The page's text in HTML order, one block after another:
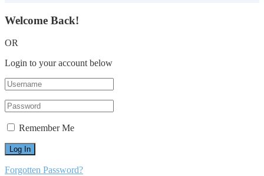
Welcome Back!
OR
Login to your account below
Remember Me
Forgotten Password?